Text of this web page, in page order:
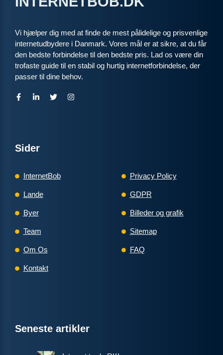
Vi hjælper dig med at finde de mest pålidelige og prisvenlige
internetudbydere i Danmark. Vores mål er at sikre, at du får
den bedste forbindelse til den bedste pris. Lad os være din
trofaste guide til en stabil og hurtig internetforbindelse, der
passer til dine behov.
Sider
InternetBob
Lande
Byer
Team
Om Os
Kontakt
Privacy Policy
GDPR
Billeder og grafik
Sitemap
FAQ
Seneste artikler